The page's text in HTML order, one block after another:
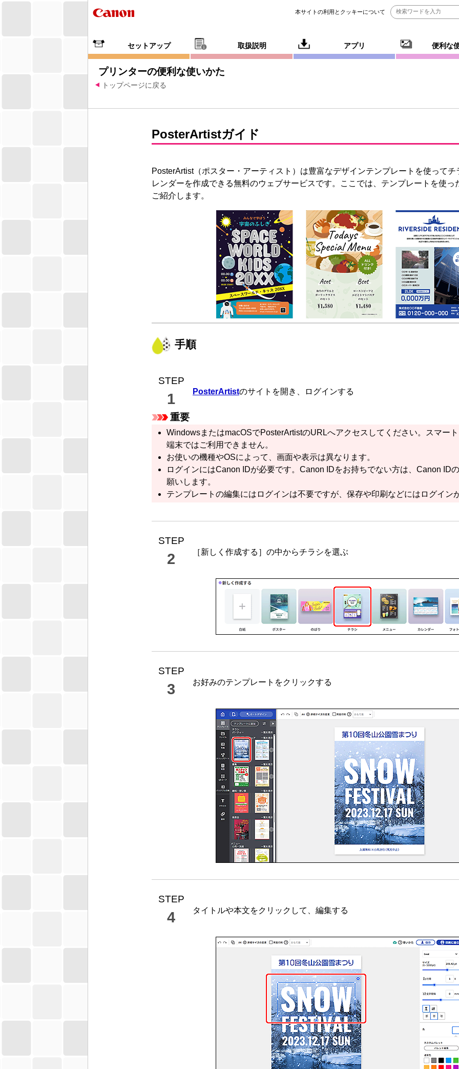
本サイトの利用とクッキーについて
セットアップ 取扱説明 アプリ 便利な
プリンターの便利な使いかた
トップページに戻る
PosterArtistガイド
PosterArtist（ポスター・アーティスト）は豊富なデザインテンプレートを使ってチ
レンダーを作成できる無料のウェブサービスです。ここでは、テンプレートを使っ
ご紹介します。
手順
STEP
1 PosterArtistのサイトを開き、ログインする
重要
WindowsまたはmacOSでPosterArtistのURLへアクセスしてください。スマー
端末ではご利用できません。
お使いの機種やOSによって、画面や表示は異なります。
ログインにはCanon IDが必要です。 Canon IDをお持ちでない方は、 Canon ID
願いします。
テンプレートの編集にはログインは不要ですが、保存や印刷などにはログイン
STEP
2 ［新しく作成する ］の中からチラシを選ぶ
STEP
3 お好みのテンプレートをクリックする
STEP
4 タイトルや本文をクリックして、編集する